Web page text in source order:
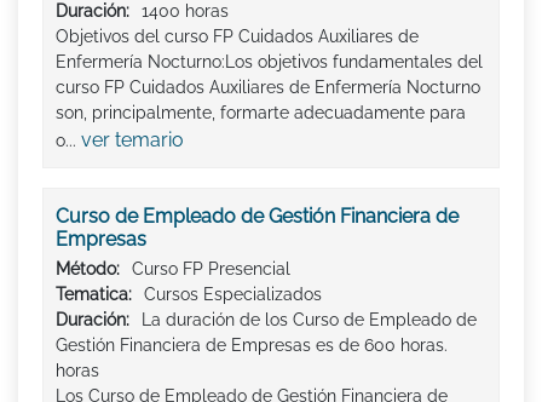
Duración:
1400 horas
Objetivos del curso FP Cuidados Auxiliares de
Enfermería Nocturno:Los objetivos fundamentales del
curso FP Cuidados Auxiliares de Enfermería Nocturno
son, principalmente, formarte adecuadamente para
o... ver temario
Curso de Empleado de Gestión Financiera de
Empresas
Método:
Curso FP Presencial
Tematica:
Cursos Especializados
Duración:
La duración de los Curso de Empleado de
Gestión Financiera de Empresas es de 600 horas.
horas
Los Curso de Empleado de Gestión Financiera de